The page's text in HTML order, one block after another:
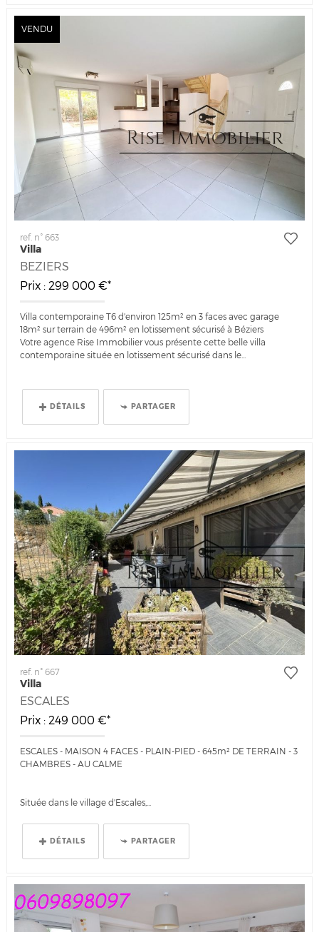
VENDU
ref. n° 663
Villa
BEZIERS
Prix : 299 000 €*
Villa contemporaine T6 d'environ 125m² en 3 faces avec garage
18m² sur terrain de 496m² en lotissement sécurisé à Béziers
Votre agence Rise Immobilier vous présente cette belle villa
contemporaine située en lotissement sécurisé dans le...
DÉTAILS PARTAGER
ref. n° 667
Villa
ESCALES
Prix : 249 000 €*
ESCALES - MAISON 4 FACES - PLAIN-PIED - 645m² DE TERRAIN - 3
CHAMBRES - AU CALME
Située dans le village d'Escales,...
DÉTAILS PARTAGER